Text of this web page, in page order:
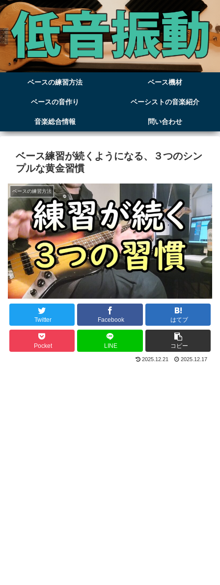
ベースの練習方法 ベース機材
ベースの音作り ベーシストの音楽紹介
音楽総合情報 問い合わせ
ベース練習が続くようになる、３つのシン
プルな黄金習慣
ベースの練習方法
Twitter Facebook はてブ
Pocket LINE コピー
2025.12.21 2025.12.17